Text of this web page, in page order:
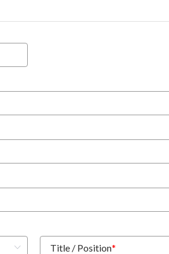
Title / Position*